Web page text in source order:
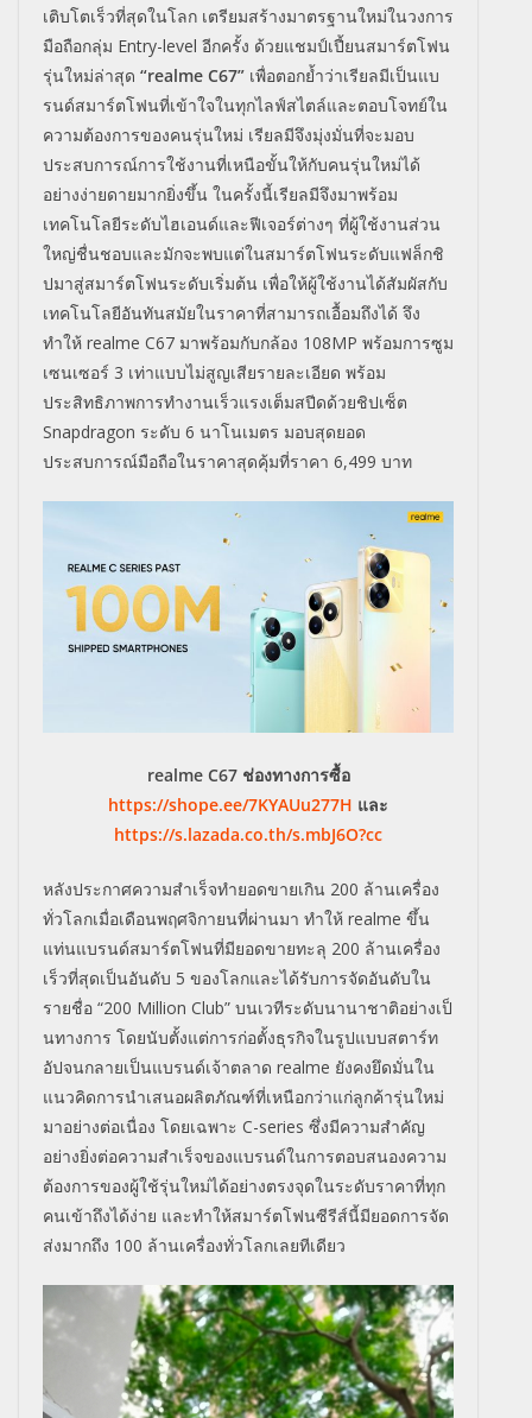
เติบโตเร็วที่สุดในโลก เตรียมสร้างมาตรฐานใหม่ในวงการ
มือถือกลุ่ม Entry-level อีกครั้ง ด้วยแชมป์เปี้ยนสมาร์ตโฟน
รุ่นใหม่ล่าสุด “realme C67” เพื่อตอกย้ำว่าเรียลมีเป็นแบ
รนด์สมาร์ตโฟนที่เข้าใจในทุกไลฟ์สไตล์และตอบโจทย์ใน
ความต้องการของคนรุ่นใหม่ เรียลมีจึงมุ่งมั่นที่จะมอบ
ประสบการณ์การใช้งานที่เหนือขั้นให้กับคนรุ่นใหม่ได้
อย่างง่ายดายมากยิ่งขึ้น ในครั้งนี้เรียลมีจึงมาพร้อม
เทคโนโลยีระดับไฮเอนด์และฟีเจอร์ต่างๆ ที่ผู้ใช้งานส่วน
ใหญ่ชื่นชอบและมักจะพบแต่ในสมาร์ตโฟนระดับแฟล็กชิ
ปมาสู่สมาร์ตโฟนระดับเริ่มต้น เพื่อให้ผู้ใช้งานได้สัมผัสกับ
เทคโนโลยีอันทันสมัยในราคาที่สามารถเอื้อมถึงได้ จึง
ทำให้ realme C67 มาพร้อมกับกล้อง 108MP พร้อมการซูม
เซนเซอร์ 3 เท่าแบบไม่สูญเสียรายละเอียด พร้อม
ประสิทธิภาพการทำงานเร็วแรงเต็มสปีดด้วยชิปเซ็ต
Snapdragon ระดับ 6 นาโนเมตร มอบสุดยอด
ประสบการณ์มือถือในราคาสุดคุ้มที่ราคา 6,499 บาท
realme C67 ช่องทางการซื้อ
https://shope.ee/7KYAUu277H และ
https://s.lazada.co.th/s.mbJ6O?cc
หลังประกาศความสำเร็จทำยอดขายเกิน 200 ล้านเครื่อง
ทั่วโลกเมื่อเดือนพฤศจิกายนที่ผ่านมา ทำให้ realme ขึ้น
แท่นแบรนด์สมาร์ตโฟนที่มียอดขายทะลุ 200 ล้านเครื่อง
เร็วที่สุดเป็นอันดับ 5 ของโลกและได้รับการจัดอันดับใน
รายชื่อ “200 Million Club” บนเวทีระดับนานาชาติอย่างเป็
นทางการ โดยนับตั้งแต่การก่อตั้งธุรกิจในรูปแบบสตาร์ท
อัปจนกลายเป็นแบรนด์เจ้าตลาด realme ยังคงยึดมั่นใน
แนวคิดการนำเสนอผลิตภัณฑ์ที่เหนือกว่าแก่ลูกค้ารุ่นใหม่
มาอย่างต่อเนื่อง โดยเฉพาะ C-series ซึ่งมีความสำคัญ
อย่างยิ่งต่อความสำเร็จของแบรนด์ในการตอบสนองความ
ต้องการของผู้ใช้รุ่นใหม่ได้อย่างตรงจุดในระดับราคาที่ทุก
คนเข้าถึงได้ง่าย และทำให้สมาร์ตโฟนซีรีส์นี้มียอดการจัด
ส่งมากถึง 100 ล้านเครื่องทั่วโลกเลยทีเดียว